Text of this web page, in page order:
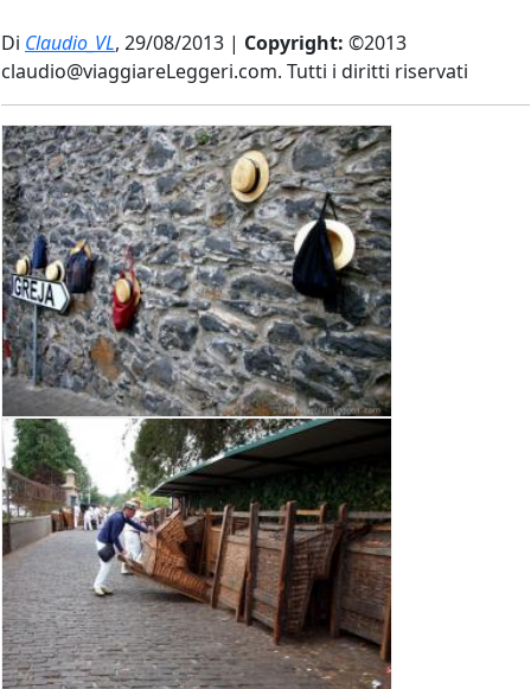
Di Claudio_VL, 29/08/2013 | Copyright: ©2013
claudio@viaggiareLeggeri.com. Tutti i diritti riservati